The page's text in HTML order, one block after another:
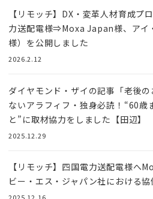
【リモッチ】DX・変革人材育成プ
力送配電様⇒Moxa Japan様、アイ
様）を公開しました
2026.2.12
ダイヤモンド・ザイの記事「老後
ないアラフィフ・独身必読！“60歳
と”に取材協力をしました【田辺】
2025.12.29
【リモッチ】四国電⼒送配電様へ
ビー・エス・ジャパン社における